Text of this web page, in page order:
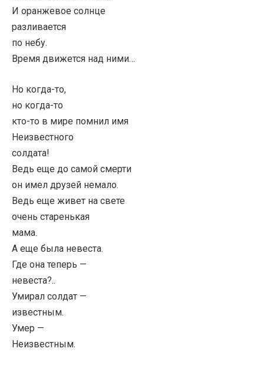
И оранжевое солнце
разливается
по небу.
Время движется над ними…
Но когда-то,
но когда-то
кто-то в мире помнил имя
Неизвестного
солдата!
Ведь еще до самой смерти
он имел друзей немало.
Ведь еще живет на свете
очень старенькая
мама.
А еще была невеста.
Где она теперь —
невеста?..
Умирал солдат —
известным.
Умер —
Неизвестным.